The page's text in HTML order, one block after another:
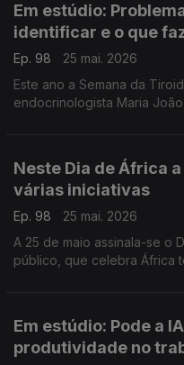
Em estúdio:
identificar e o que
Ep. 98
25 mai. 2026
Este ano a Semana da
endocrinologista Maria
Neste Dia de África
várias iniciativas
Ep. 98
25 mai. 2026
A 25 de maio assinala-se o
público, que celebra África
Em estúdio: Pode a
produtividade no